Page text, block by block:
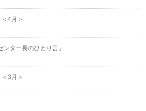
4月＞
ンター長のひとり言』
3月＞